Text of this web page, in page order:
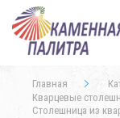
Главная
Кварцевые
Столешница из